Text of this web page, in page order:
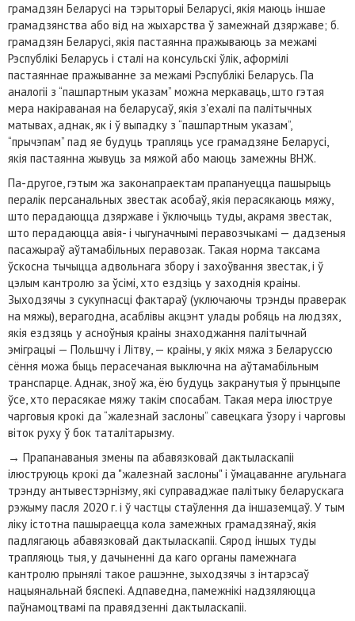
грамадзян Беларусі на тэрыторыі Беларусі, якія маюць іншае
грамадзянства або від на жыхарства ў замежнай дзяржаве; б.
грамадзян Беларусі, якія пастаянна пражываюць за межамі
Рэспублікі Беларусь і сталі на консульскі ўлік, аформілі
пастаяннае пражыванне за межамі Рэспублікі Беларусь. Па
аналогіі з “пашпартным указам” можна меркаваць, што гэтая
мера накіраваная на беларусаў, якія з'ехалі па палітычных
матывах, аднак, як і ў выпадку з “пашпартным указам”,
“прычэпам” пад яе будуць трапляць усе грамадзяне Беларусі,
якія пастаянна жывуць за мяжой або маюць замежны ВНЖ.
Па-другое, гэтым жа законапраектам прапануецца пашырыць
пералік персанальных звестак асобаў, якія перасякаюць мяжу,
што перадаюцца дзяржаве і ўключыць туды, акрамя звестак,
што перадаюцца авія- і чыгуначнымі перавозчыкамі — дадзеныя
пасажыраў аўтамабільных перавозак. Такая норма таксама
ўскосна тычыцца адвольнага збору і захоўвання звестак, і ў
цэлым кантролю за ўсімі, хто ездзіць у заходнія краіны.
Зыходзячы з сукупнасці фактараў (уключаючы трэнды праверак
на мяжы), верагодна, асаблівы акцэнт улады робяць на людзях,
якія ездзяць у асноўныя краіны знаходжання палітычнай
эміграцыі — Польшчу і Літву, — краіны, у якіх мяжа з Беларуссю
сёння можа быць перасечаная выключна на аўтамабільным
транспарце. Аднак, зноў жа, ёю будуць закранутыя ў прынцыпе
ўсе, хто перасякае мяжу такім спосабам. Такая мера ілюструе
чарговыя крокі да “жалезнай заслоны” савецкага ўзору і чарговы
віток руху ў бок таталітарызму.
→ Прапанаваныя змены па абавязковай дактыласкапіі
ілюструюць крокі да "жалезнай заслоны" і ўмацаванне агульнага
трэнду антывестэрнізму, які суправаджае палітыку беларускага
рэжыму пасля 2020 г. і ў частцы стаўлення да іншаземцаў. У тым
ліку істотна пашыраецца кола замежных грамадзянаў, якія
падлягаюць абавязковай дактыласкапіі. Сярод іншых туды
трапляюць тыя, у дачыненні да каго органы памежнага
кантролю прынялі такое рашэнне, зыходзячы з інтарэсаў
нацыянальнай бяспекі. Адпаведна, памежнікі надзяляюцца
паўнамоцтвамі па правядзенні дактыласкапіі.